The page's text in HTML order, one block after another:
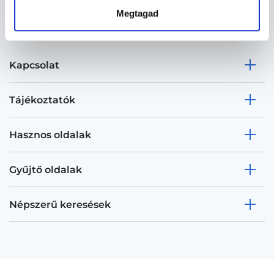
Megtagad
Kapcsolat
Tájékoztatók
Hasznos oldalak
Gyűjtő oldalak
Népszerű keresések